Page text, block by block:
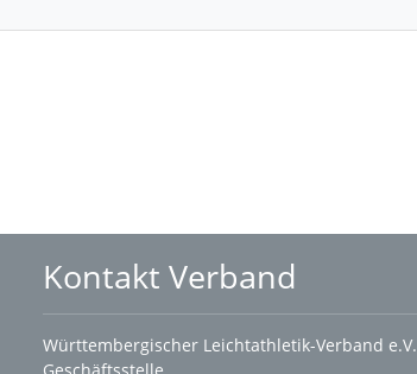
Kontakt Verband
Württembergischer Leichtathletik-Verband e.V.